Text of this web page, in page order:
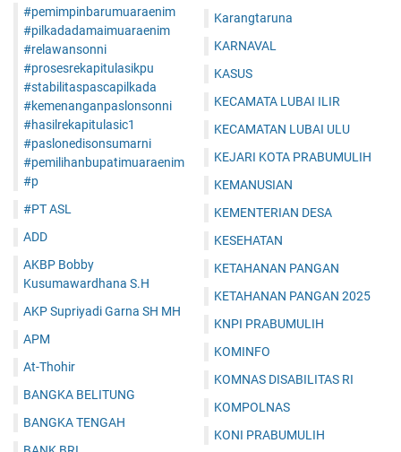
#pemimpinbarumuaraenim
#pilkadadamaimuaraenim
#relawansonni
#prosesrekapitulasikpu
#stabilitaspascapilkada
#kemenanganpaslonsonni
#hasilrekapitulasic1
#paslonedisonsumarni
#pemilihanbupatimuaraenim
#p
#PT ASL
ADD
AKBP Bobby
Kusumawardhana S.H
AKP Supriyadi Garna SH MH
APM
At-Thohir
BANGKA BELITUNG
BANGKA TENGAH
Karangtaruna
KARNAVAL
KASUS
KECAMATA LUBAI ILIR
KECAMATAN LUBAI ULU
KEJARI KOTA PRABUMULIH
KEMANUSIAN
KEMENTERIAN DESA
KESEHATAN
KETAHANAN PANGAN
KETAHANAN PANGAN 2025
KNPI PRABUMULIH
KOMINFO
KOMNAS DISABILITAS RI
KOMPOLNAS
KONI PRABUMULIH